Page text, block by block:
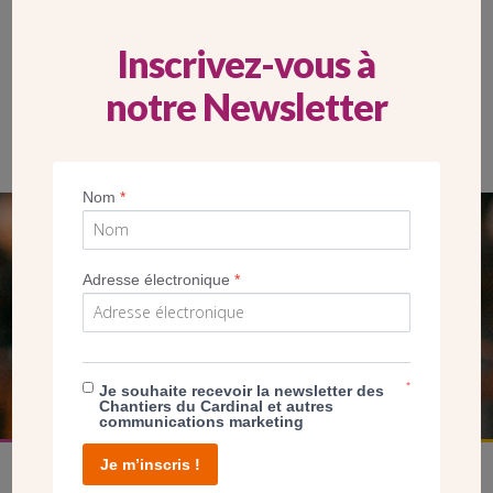
La toiture rénovée de l’église permet à nouveau un jeu de
SEUL VOTRE DON
NOUS PERMET D’AGIR
FAIRE UN DON
Inscrivez-vous à
notre Newsletter
Nom*
Adresse électronique*
Je souhaite recevoir la newsletter des
Chantiers du Cardinal et autres
communications marketing
*
Je m’inscris !